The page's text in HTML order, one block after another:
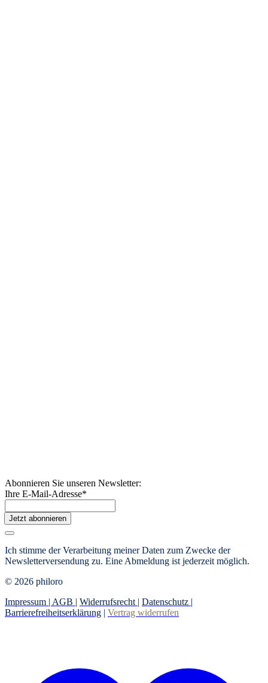
Abonnieren Sie unseren Newsletter:
Ihre E-Mail-Adresse*
Jetzt abonnieren
Ich stimme der Verarbeitung meiner Daten zum Zwecke der
Newsletterversendung zu. Eine Abmeldung ist jederzeit möglich.
© 2026 philoro
Impressum | AGB | Widerrufsrecht | Datenschutz |
Barrierefreiheitserklärung | Vertrag widerrufen